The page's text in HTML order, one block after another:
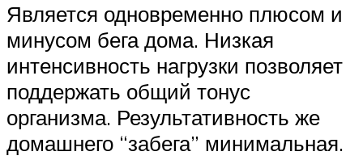
Является одновременно плюсом и
минусом бега дома. Низкая
интенсивность нагрузки позволяет
поддержать общий тонус
организма. Результативность же
домашнего “забега” минимальная.